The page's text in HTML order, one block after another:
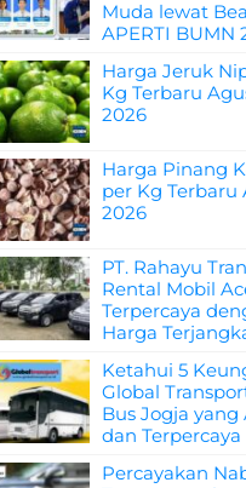
Muda lewat
APERTI BUMN
Harga Jeruk
Kg Terbaru
2026
Harga Pinang
per Kg Terbaru
2026
PT. Rahayu
Rental Mobil
Terpercaya
Harga
Ketahui 5
Global
Bus Jogja yang
dan Terpercaya
Percayakan